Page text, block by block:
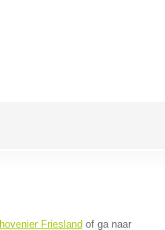
hovenier Friesland of ga naar